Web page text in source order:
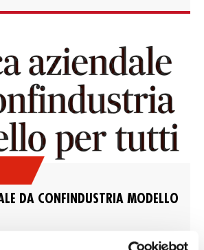
DA CONFINDUSTRIA MODELLO